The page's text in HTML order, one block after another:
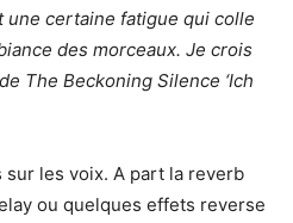
une certaine fatigue qui colle
des morceaux. Je crois
The Beckoning Silence ‘Ich
sur les voix. A part la reverb
ou quelques effets reverse